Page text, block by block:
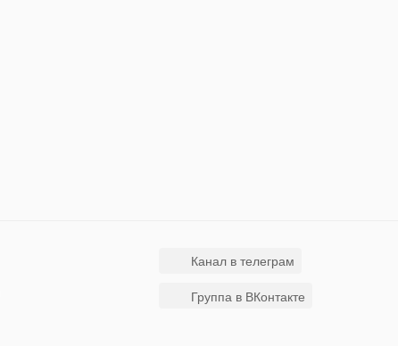
Канал в телеграм
Группа в ВКонтакте